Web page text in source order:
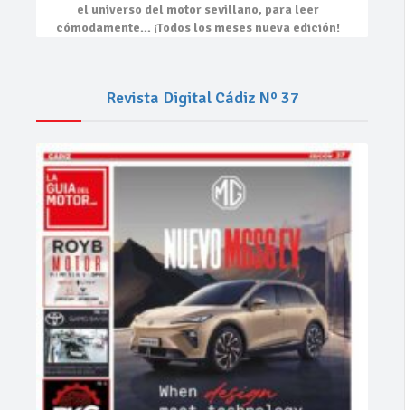
el universo del motor sevillano, para leer
cómodamente… ¡Todos los meses nueva edición!
Revista Digital Cádiz Nº 37